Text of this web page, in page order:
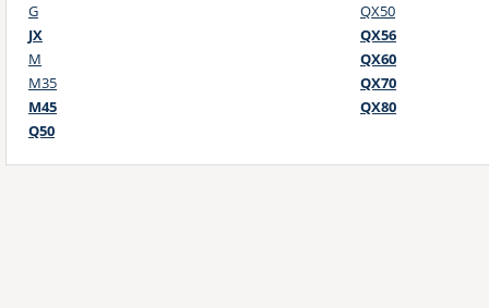
G
JX
M
M35
M45
Q50
QX50
QX56
QX60
QX70
QX80